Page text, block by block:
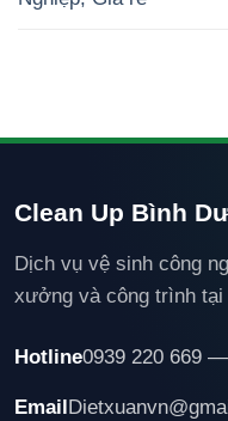
Clean Up Bình
Dịch vụ vệ sinh công
xưởng và công trình
Hotline0939 220 669
Email